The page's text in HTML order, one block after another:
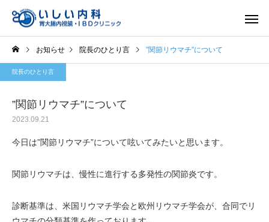
一般内科
お知らせ 院長のひとり言 ”関節リウマチ”について
院長のひとり言
”関節リウマチ”について
2023.09.21
今日は”関節リウマチ”について呟いてみたいと思います。
関節リウマチは、慢性に進行する多発性の関節炎です。
診断基準は、米国リウマチ学会と欧州リウマチ学会が、合同でリ